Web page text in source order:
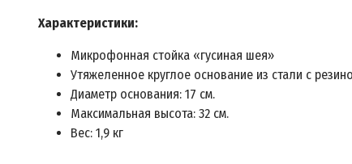
Характеристики:
Микрофонная стойка «гусиная шея»
Утяжеленное круглое основание из стали с
Диаметр основания: 17 см.
Максимальная высота: 32 см.
Вес: 1,9 кг